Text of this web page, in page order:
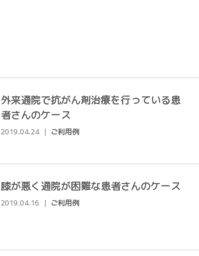
外来通院で抗がん剤治療を行っている患
者さんのケース
2019.04.24 ご利用例
膝が悪く通院が困難な患者さんのケース
2019.04.16 ご利用例